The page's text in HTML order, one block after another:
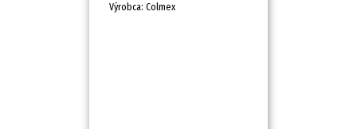
Výrobca: Colmex